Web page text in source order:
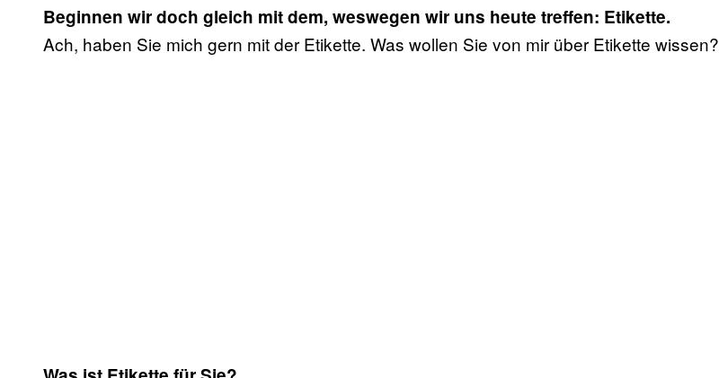
Beginnen wir doch gleich mit dem, weswegen wir uns heute treffen: Etikette.
Ach, haben Sie mich gern mit der Etikette. Was wollen Sie von mir über Etikette wissen?